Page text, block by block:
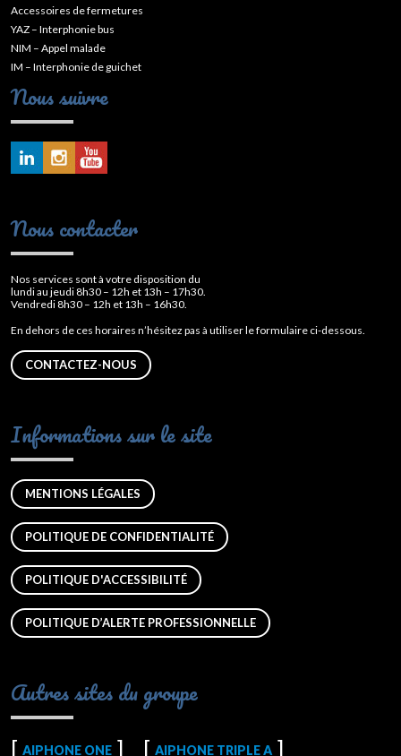
Accessoires de fermetures
YAZ – Interphonie bus
NIM – Appel malade
IM – Interphonie de guichet
Nous suivre
Nous contacter
Nos services sont à votre disposition du
lundi au jeudi 8h30 – 12h et 13h – 17h30.
Vendredi 8h30 – 12h et 13h – 16h30.
En dehors de ces horaires n’hésitez pas à utiliser le formulaire ci-dessous.
CONTACTEZ-NOUS
Informations sur le site
MENTIONS LÉGALES
POLITIQUE DE CONFIDENTIALITÉ
POLITIQUE D'ACCESSIBILITÉ
POLITIQUE D’ALERTE PROFESSIONNELLE
Autres sites du groupe
AIPHONE ONE AIPHONE TRIPLE A